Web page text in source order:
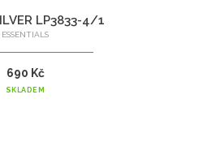
LP3833-4/1
ESSENTIALS
690 Kč
SKLADEM